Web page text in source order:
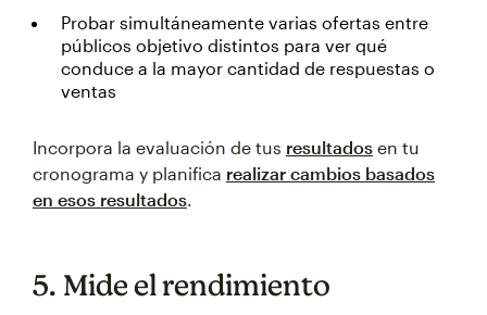
Probar simultáneamente varias ofertas entre
públicos objetivo distintos para ver qué
conduce a la mayor cantidad de respuestas o
ventas
Incorpora la evaluación de tus resultados en tu
cronograma y planifica realizar cambios basados
en esos resultados
5. Mide el rendimiento